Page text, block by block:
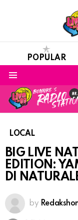
POPULAR
LOCAL
BIG LIVE
EDITION:
DI
by